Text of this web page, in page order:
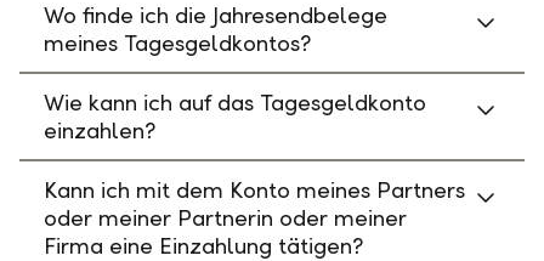
Wo finde ich die Jahresendbelege
meines Tagesgeldkontos?
Wie kann ich auf das Tagesgeldkonto
einzahlen?
Kann ich mit dem Konto meines Partners
oder meiner Partnerin oder meiner
Firma eine Einzahlung tätigen?